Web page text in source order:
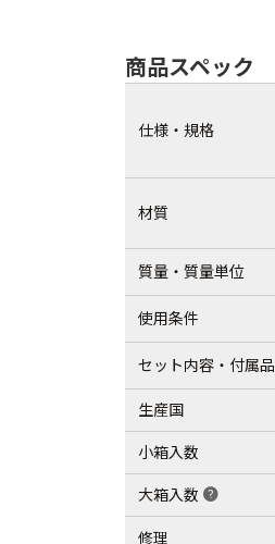
商品スペック
仕様・規格
材質
質量・質量単位
使用条件
セット内容・付属品
生産国
小箱入数
大箱入数 help
修理